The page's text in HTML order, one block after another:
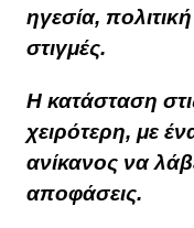
ηγεσία,
στιγμές.
Η κατάσταση
χειρότερη, με
ανίκανος να
αποφάσεις.